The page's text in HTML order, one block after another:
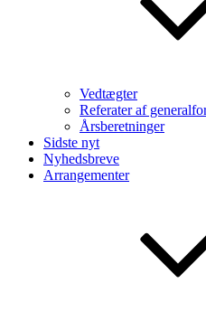
Vedtægter
Referater af
Årsberetninger
Sidste nyt
Nyhedsbreve
Arrangementer